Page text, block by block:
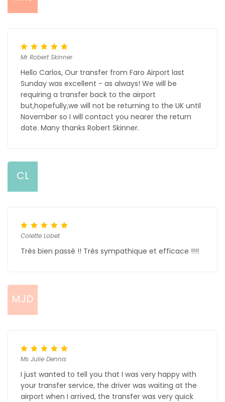
Mr Robert Skinner
Hello Carlos, Our transfer from Faro Airport last
Sunday was excellent - as always! We will be
requiring a transfer back to the airport
but,hopefully,we will not be returning to the UK until
November so I will contact you nearer the return
date. Many thanks Robert Skinner.
CL
Colette Lobet
Très bien passé !! Très sympathique et efficace !!!!
MJD
Ms Julie Dennis
I just wanted to tell you that I was very happy with
your transfer service, the driver was waiting at the
airport when I arrived, the transfer was very quick